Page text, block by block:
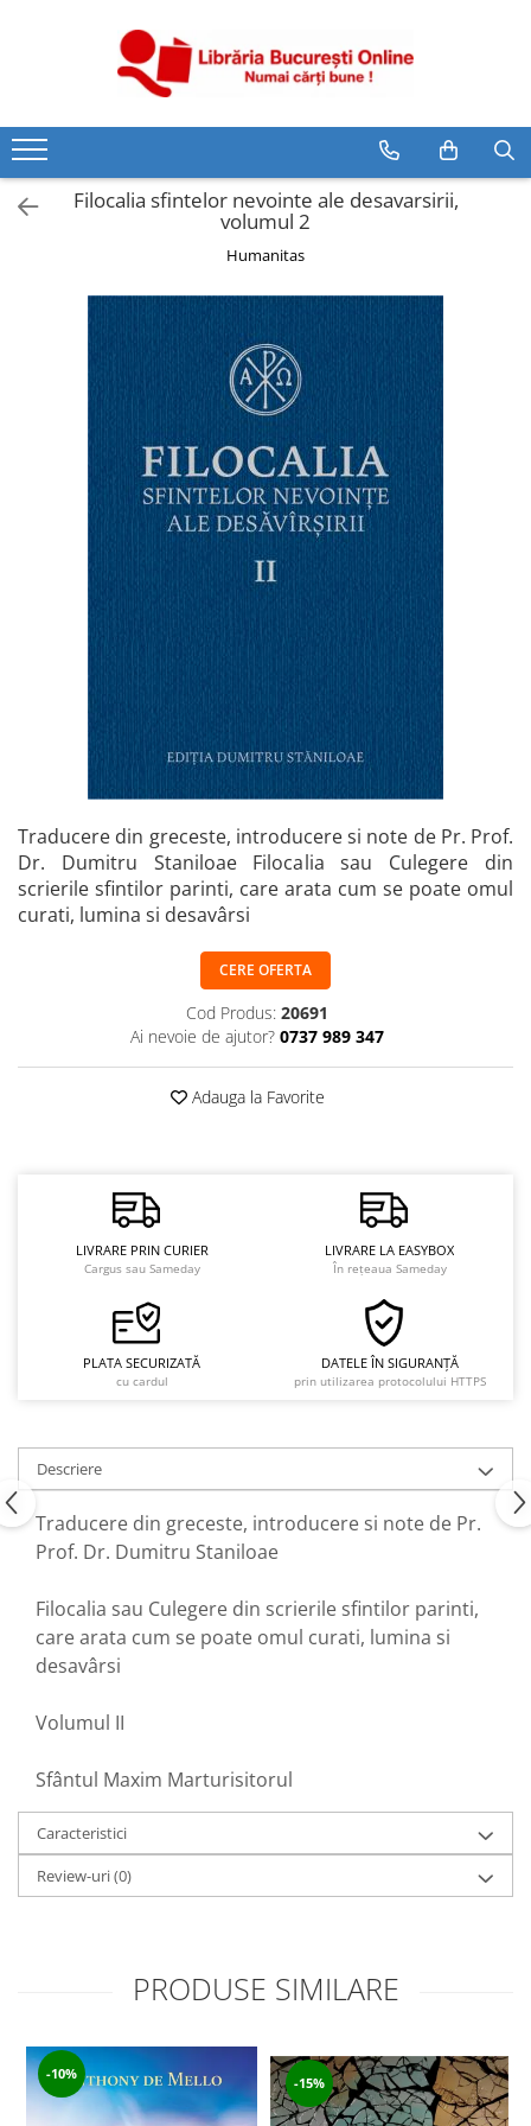
Artă și Enciclopedii
Beletristică
Business și Economie
Creșterea copilului
Dezvoltare Personală
Diete și Fitness
Hobby și Divertisment
Istorie și Civilizații
Istorie și Conspirații
Manuale și Dicționare
Medicină și Sănătate
Practic. Casă și Grădina
Spiritualitate
Științe Politice
Științe Sociale si Umaniste
Filocalia sfintelor nevointe ale desavarsirii,
volumul 2
Humanitas
Traducere din greceste, introducere si note de Pr. Prof.
Dr. Dumitru Staniloae Filocalia sau Culegere din
scrierile sfintilor parinti, care arata cum se poate omul
curati, lumina si desavârsi
CERE OFERTA
Cod Produs: 20691
Ai nevoie de ajutor? 0737 989 347
Adauga la Favorite
LIVRARE PRIN CURIER
Cargus sau Sameday
LIVRARE LA EASYBOX
În rețeaua Sameday
PLATA SECURIZATĂ
cu cardul
DATELE ÎN SIGURANȚĂ
prin utilizarea protocolului HTTPS
Descriere
Traducere din greceste, introducere si note de Pr.
Prof. Dr. Dumitru Staniloae
Filocalia sau Culegere din scrierile sfintilor parinti,
care arata cum se poate omul curati, lumina si
desavârsi
Volumul II
Sfântul Maxim Marturisitorul
Caracteristici
Review-uri(0)
PRODUSE SIMILARE
-10%
-15%